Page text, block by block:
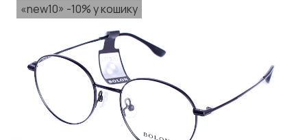
«new10» -10% у кошику